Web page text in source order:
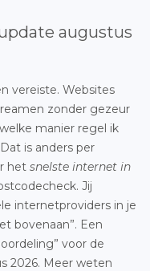
augustus
vereiste. Websites
zonder gezeur
manier regel ik
is anders per
het snelste internet in
Jij
internetproviders in je
bovenaan”. Een
voor de
2026. Meer weten